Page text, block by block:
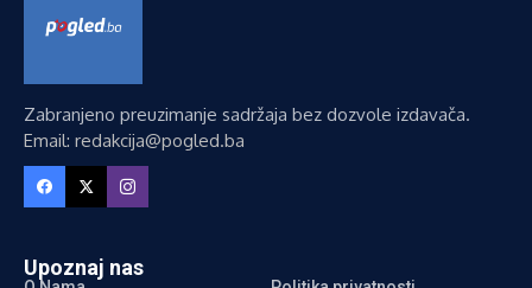
Zabranjeno preuzimanje sadržaja bez dozvole izdavača.
Email: redakcija@pogled.ba
Upoznaj nas